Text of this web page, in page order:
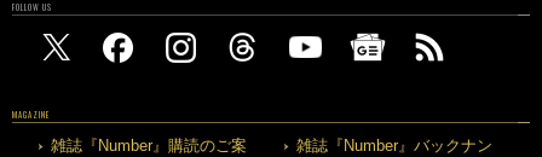
FOLLOW US
MAGAZINE
雑誌『Number』購読のご案
雑誌『Number』バックナン